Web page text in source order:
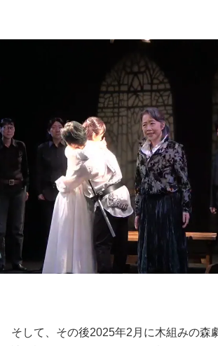
そして、その後2025年2月に木組みの森